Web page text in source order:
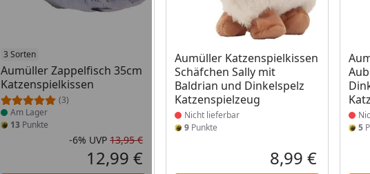
3 Sorten
Aumüller Zappelfisch 35cm
Katzenspielkissen
(3)
Produkt am Lager
Am Lager
13 Punkte
Rabatt in Prozent
-6%
Ursprünglicher Preis
UVP 13,95 €
Aktueller Preis
12,99 €
Aumüller Katzenspielkissen
Schäfchen Sally mit
Baldrian und Dinkelspelz
Katzenspielzeug
Produkt nicht lieferbar
Nicht lieferbar
9 Punkte
Aktueller
8,99 €
5